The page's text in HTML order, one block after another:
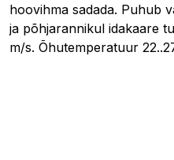
hoovihma sadada. Puhub
ja põhjarannikul idakaare
m/s. Õhutemperatuur